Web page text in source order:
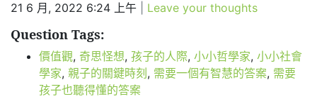
21 6 月, 2022 6:24 上午 Leave your thoughts
Question Tags:
價值觀, 奇思怪想, 孩子的人際, 小小哲學家, 小小社會
學家, 親子的關鍵時刻 , 需要一個有智慧的答案, 需要
孩子也聽得懂的答案